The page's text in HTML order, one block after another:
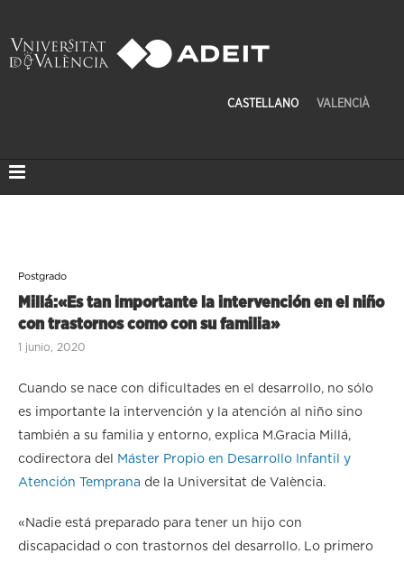
CASTELLANO VALENCIÀ
Postgrado
Millá:«Es tan importante la intervención en el niño
con trastornos como con su familia»
1 junio, 2020
Cuando se nace con dificultades en el desarrollo, no sólo
es importante la intervención y la atención al niño sino
también a su familia y entorno, explica M.Gracia Millá,
codirectora del
Máster Propio en Desarrollo Infantil y
Atención Temprana de la Universitat de València.
«Nadie está preparado para tener un hijo con
discapacidad o con trastornos del desarrollo. Lo primero